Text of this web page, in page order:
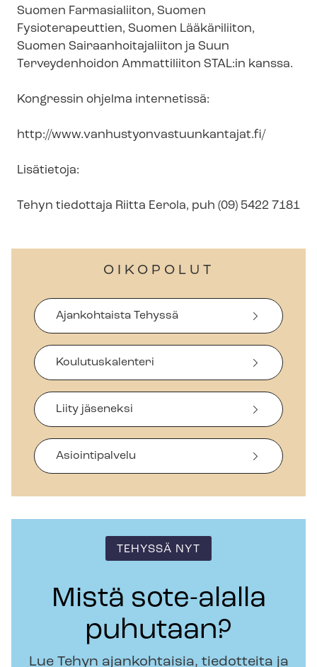
Suomen Farmasialiiton, Suomen
Fysioterapeuttien, Suomen Lääkäriliiton,
Suomen Sai­raan­hoi­ta­ja­lii­ton ja Suun
Terveydenhoidon Ammattiliiton STAL:in kanssa.
Kongressin ohjelma internetissä:
http://www.van­hus­ty­on­vas­tuun­kan­ta­jat.fi/
Lisätietoja:
Tehyn tiedottaja Riitta Eerola, puh (09) 5422 7181
OIKOPOLUT
Ajankohtaista Tehyssä
Koulutuskalenteri
Liity jäseneksi
Asiointipalvelu
TEHYSSÄ NYT
Mistä sote-alalla
puhutaan?
Lue Tehyn ajankohtaisia, tiedotteita ja